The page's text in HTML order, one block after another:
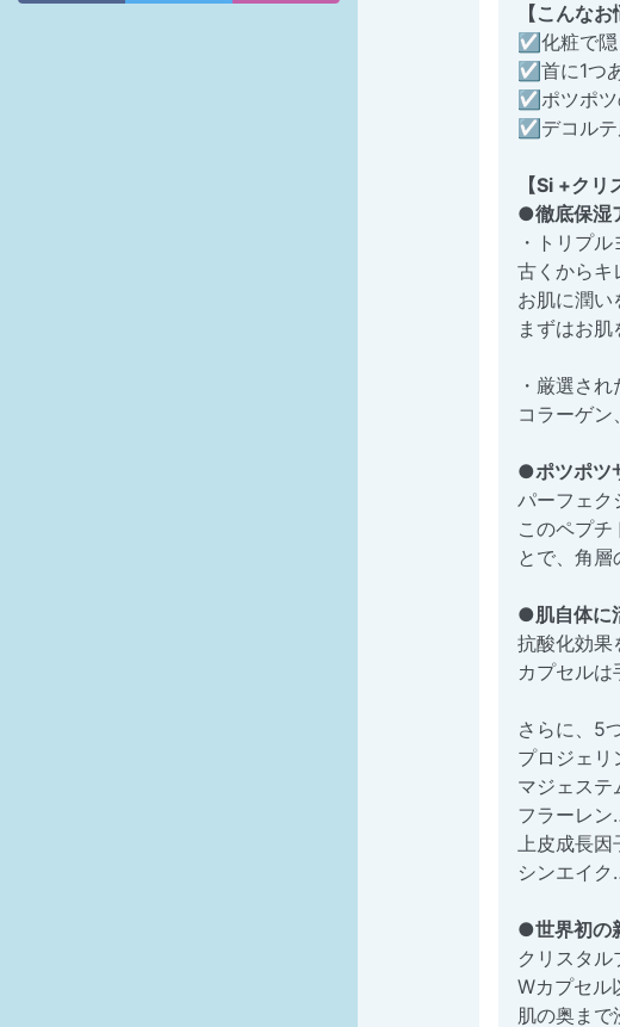
【こんな
☑化粧で隠
☑首に1つ
☑ポツポツ
☑デコルテ
【Si +クリ
●徹底保湿
・トリプ
古くからキ
お肌に潤い
まずはお
・厳選さ
コラーゲ
●ポツポツ
パーフェク
このペプ
とで、角層
●肌自体に
抗酸化効果
カプセルは
さらに、5
プロジェ
マジェス
フラーレ
上皮成長
シンエイ
●世界初の
クリスタル
Wカプセル
肌の奥まで